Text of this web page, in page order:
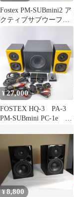
Fostex PM-SUBmini2 ア
クティブサブウーファ
¥27,000
FOSTEX HQ-3 PA-3
PM-SUBmini PC-1e 管
¥8,800